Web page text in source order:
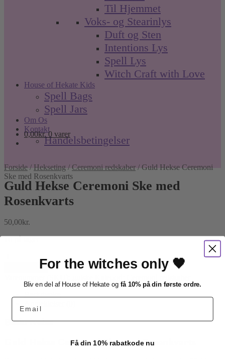
Til Hjemmet
Voks- og Stearinlys
Duft og Sten
Intentions Lys
Spell Lys
Witch Craft with Love
House of Hekate Kids
Spell Bags
Spell Jars
Om Os
Kontakt
Handelsbetingelser
0,00kr. 0 varer
Forside /Hekseting /Ceremoni redskaber/Guld Hekse Ceremoni
Ske med Rosenkvarts
Guld Hekse Ceremoni Ske med
Rosenkvarts
50,00kr.
10 på lager
Rosenkvarts
Tilføj til kurv
Beskrivelse
Guld Hekse Ceremoni Ske med Rosenkvarts
For the witches only 🖤
Bliv en del af House of Hekate og få 10% på din første ordre.
Email
Få din 10% rabatkode nu